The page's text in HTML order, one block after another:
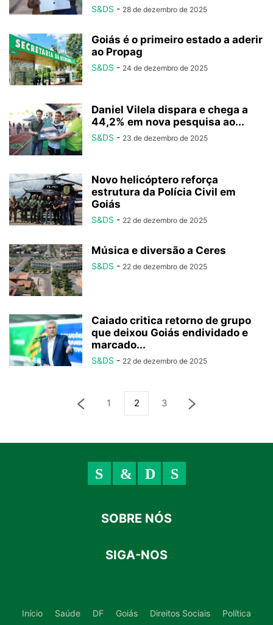
S&DS - 28 de dezembro de 2025
Goiás é o primeiro estado a aderir
ao Propag
S&DS - 24 de dezembro de 2025
Daniel Vilela dispara e chega a
44,2% em nova pesquisa ao...
S&DS - 23 de dezembro de 2025
Novo helicóptero reforça
estrutura da Polícia Civil em
Goiás
S&DS - 22 de dezembro de 2025
Música e diversão a Ceres
S&DS - 22 de dezembro de 2025
Caiado critica retorno de grupo
que deixou Goiás endividado e
marcado...
S&DS - 22 de dezembro de 2025
1 2 3
SOBRE NÓS
SIGA-NOS
Início Saúde DF Goiás Direitos Sociais Política